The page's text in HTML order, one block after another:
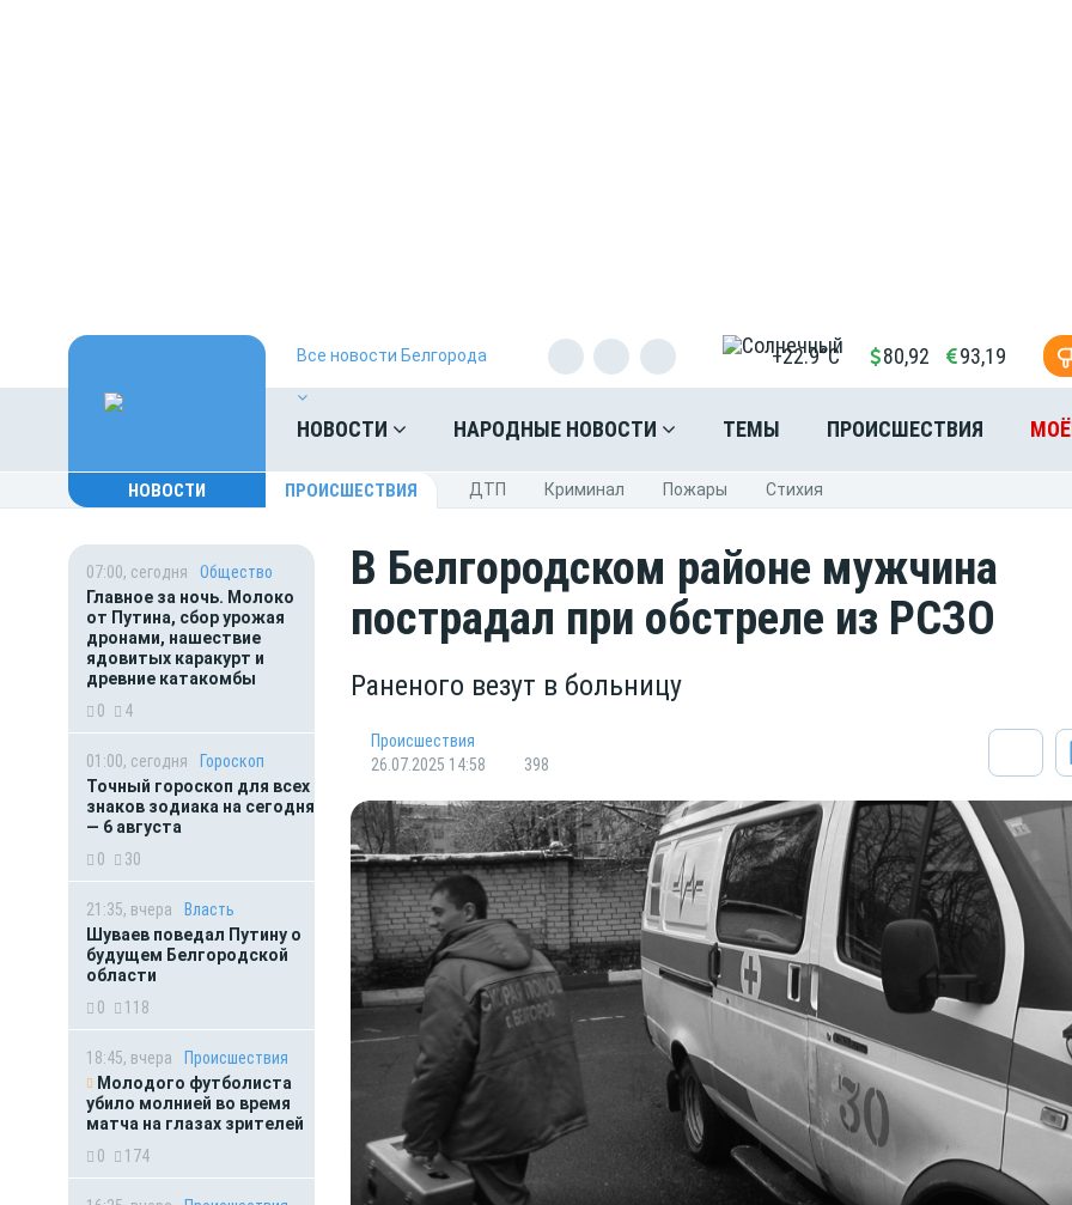
Все новости Белгорода +22.9°C 80,92 93,19
НОВОСТИ НАРОДНЫЕ НОВОСТИ ТЕМЫ ПРОИСШЕСТВИЯ
НОВОСТИ ПРОИСШЕСТВИЯ ДТП Криминал Пожары Стихия
07:00, сегодня
Общество
Главное за ночь. Молоко
от Путина, сбор урожая
дронами, нашествие
ядовитых каракурт и
древние катакомбы
0
4
01:00, сегодня
Гороскоп
Точный гороскоп для всех
знаков зодиака на сегодня
— 6 августа
0
30
21:35, вчера
Власть
Шуваев поведал Путину о
будущем Белгородской
области
0
118
18:45, вчера
Происшествия
Молодого футболиста
убило молнией во время
матча на глазах зрителей
0
174
В Белгородском районе мужчина
пострадал при обстреле из РСЗО
Раненого везут в больницу
Происшествия
26.07.2025 14:58
398